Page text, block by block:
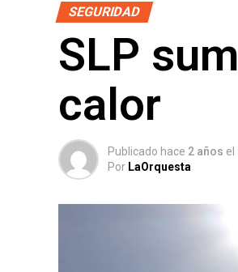
SEGURIDAD
SLP
calor
Publicado hace 2 años el
Por LaOrquesta